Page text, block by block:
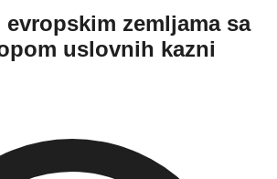
zemljama sa
uslovnih kazni